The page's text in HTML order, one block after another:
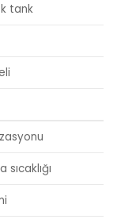
tank